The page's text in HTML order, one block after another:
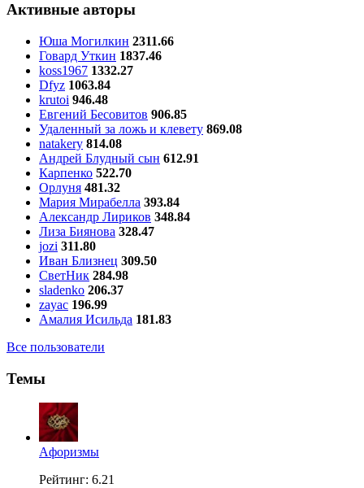
Активные авторы
Юша Могилкин 2311.66
Говард Уткин 1837.46
koss1967 1332.27
Dfyz 1063.84
krutoi 946.48
Евгений Бесовитов 906.85
Удаленный за ложь и клевету 869.08
natakery 814.08
Андрей Блудный сын 612.91
Карпенко 522.70
Орлуня 481.32
Мария Мирабелла 393.84
Александр Лириков 348.84
Лиза Биянова 328.47
jozi 311.80
Иван Близнец 309.50
СветНик 284.98
sladenko 206.37
zayac 196.99
Амалия Исильда 181.83
Все пользователи
Темы
Aфоризмы
Рейтинг: 6.21